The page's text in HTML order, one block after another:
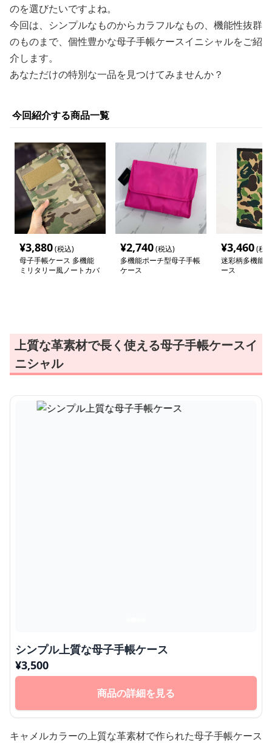
のを選びたいですよね。
今回は、シンプルなものからカラフルなもの、機能性抜群
のものまで、個性豊かな母子手帳ケースイニシャルをご紹
介します。
あなただけの特別な一品を見つけてみませんか？
今回紹介する商品一覧
¥3,880(税込)
母子手帳ケース 多機能
ミリタリー風ノートカバ
¥2,740(税込)
多機能ポーチ型母子手帳
ケース
¥3,460(税
迷彩柄多機能
ース
上質な革素材で長く使える母子手帳ケースイ
ニシャル
シンプル上質な母子手帳ケース
¥3,500
商品の詳細を見る
キャメルカラーの上質な革素材で作られた母子手帳ケース